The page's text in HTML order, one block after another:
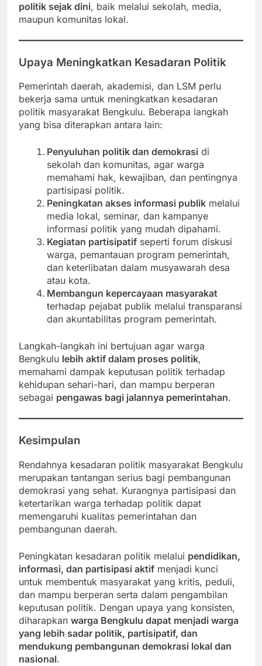
politik sejak dini, baik melalui sekolah, media,
maupun komunitas lokal.
Upaya Meningkatkan Kesadaran Politik
Pemerintah daerah, akademisi, dan LSM perlu
bekerja sama untuk meningkatkan kesadaran
politik masyarakat Bengkulu. Beberapa langkah
yang bisa diterapkan antara lain:
Penyuluhan politik dan demokrasi di
sekolah dan komunitas, agar warga
memahami hak, kewajiban, dan pentingnya
partisipasi politik.
Peningkatan akses informasi publik melalui
media lokal, seminar, dan kampanye
informasi politik yang mudah dipahami.
Kegiatan partisipatif seperti forum diskusi
warga, pemantauan program pemerintah,
dan keterlibatan dalam musyawarah desa
atau kota.
Membangun kepercayaan masyarakat
terhadap pejabat publik melalui transparansi
dan akuntabilitas program pemerintah.
Langkah-langkah ini bertujuan agar warga
Bengkulu lebih aktif dalam proses politik,
memahami dampak keputusan politik terhadap
kehidupan sehari-hari, dan mampu berperan
sebagai pengawas bagi jalannya pemerintahan.
Kesimpulan
Rendahnya kesadaran politik masyarakat Bengkulu
merupakan tantangan serius bagi pembangunan
demokrasi yang sehat. Kurangnya partisipasi dan
ketertarikan warga terhadap politik dapat
memengaruhi kualitas pemerintahan dan
pembangunan daerah.
Peningkatan kesadaran politik melalui pendidikan,
informasi, dan partisipasi aktif menjadi kunci
untuk membentuk masyarakat yang kritis, peduli,
dan mampu berperan serta dalam pengambilan
keputusan politik. Dengan upaya yang konsisten,
diharapkan warga Bengkulu dapat menjadi warga
yang lebih sadar politik, partisipatif, dan
mendukung pembangunan demokrasi lokal dan
nasional.